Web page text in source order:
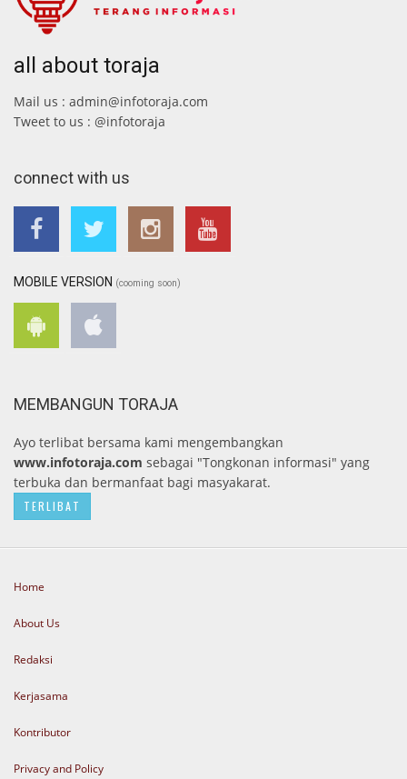
all about toraja
Mail us : admin@infotoraja.com
Tweet to us : @infotoraja
connect with us
MOBILE VERSION (cooming soon)
MEMBANGUN TORAJA
Ayo terlibat bersama kami mengembangkan
www.infotoraja.com sebagai "Tongkonan informasi" yang
terbuka dan bermanfaat bagi masyakarat.
TERLIBAT
Home
About Us
Redaksi
Kerjasama
Kontributor
Privacy and Policy